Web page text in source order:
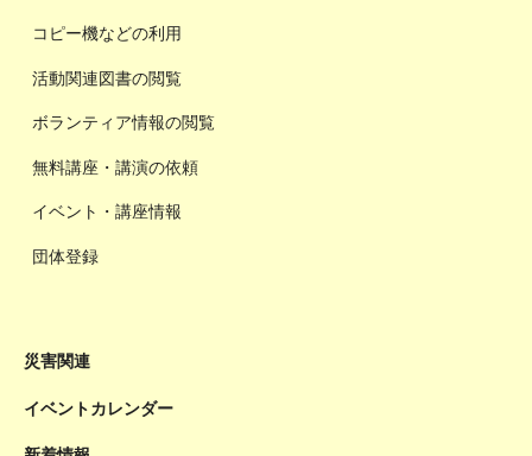
コピー機などの利用
活動関連図書の閲覧
ボランティア情報の閲覧
無料講座・講演の依頼
イベント・講座情報
団体登録
災害関連
イベントカレンダー